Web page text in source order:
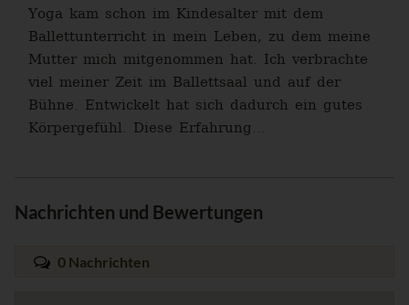
Yoga kam schon im Kindesalter mit dem
Ballettunterricht in mein Leben, zu dem meine
Mutter mich mitgenommen hat. Ich verbrachte
viel meiner Zeit im Ballettsaal und auf der
Bühne. Entwickelt hat sich dadurch ein gutes
Körpergefühl. Diese Erfahrung...
Nachrichten und Bewertungen
0 Nachrichten